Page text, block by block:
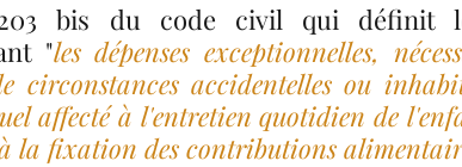
bis du code civil qui définit
"les dépenses exceptionnelles,
circonstances accidentelles ou
affecté à l'entretien quotidien de
la fixation des contributions